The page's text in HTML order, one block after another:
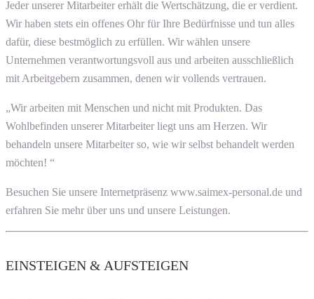
Jeder unserer Mitarbeiter erhält die Wertschätzung, die er verdient.
Wir haben stets ein offenes Ohr für Ihre Bedürfnisse und tun alles
dafür, diese bestmöglich zu erfüllen. Wir wählen unsere
Unternehmen verantwortungsvoll aus und arbeiten ausschließlich
mit Arbeitgebern zusammen, denen wir vollends vertrauen.
„Wir arbeiten mit Menschen und nicht mit Produkten. Das
Wohlbefinden unserer Mitarbeiter liegt uns am Herzen. Wir
behandeln unsere Mitarbeiter so, wie wir selbst behandelt werden
möchten! “
Besuchen Sie unsere Internetpräsenz www.saimex-personal.de und
erfahren Sie mehr über uns und unsere Leistungen.
EINSTEIGEN & AUFSTEIGEN